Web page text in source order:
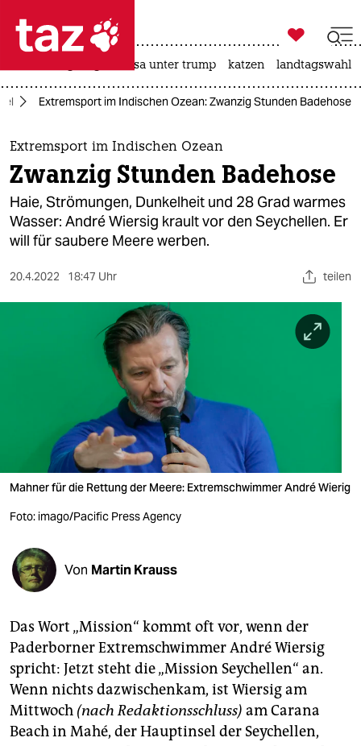
 taz zahl ich
taz zahl ich
themen
politik
öko
wahrheit
verlag
shop
fragen & hilfe
unterstützen
abo
genossenschaft
epaper login

taz zahl ich
usa unter trump katzen landtagswahl
Extremsport im Indischen Ozean: Zwanzig Stunden Badehose
Extremsport im Indischen Ozean
Zwanzig Stunden Badehose
Haie, Strömungen, Dunkelheit und 28 Grad warmes
Wasser: André Wiersig krault vor den Seychellen. Er
will für saubere Meere werben.
20.4.2022 18:47 Uhr teilen
Mahner für die Rettung der Meere: Extremschwimmer André Wierig
Foto: imago/Pacific Press Agency
Von Martin Krauss
Das Wort „Mission“ kommt oft vor, wenn der
Paderborner Ex­tremschwimmer André Wiersig
spricht: Jetzt steht die „Mission Seychellen“ an.
Wenn nichts dazwischenkam, ist Wiersig am
Mittwoch (nach Redaktionsschluss) am Carana
Beach in Mahé, der Hauptinsel der Seychellen,